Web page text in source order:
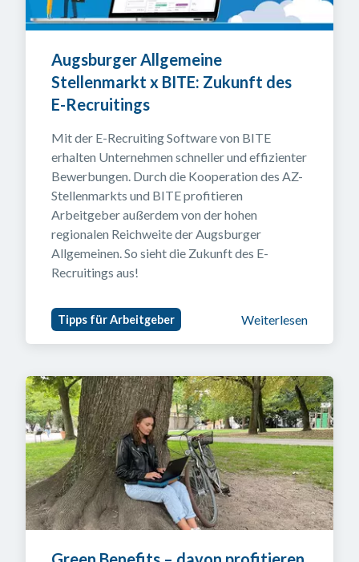
Augsburger Allgemeine
Stellenmarkt x BITE: Zukunft des
E-Recruitings
Mit der E-Recruiting Software von BITE
erhalten Unternehmen schneller und effizienter
Bewerbungen. Durch die Kooperation des AZ-
Stellenmarkts und BITE profitieren
Arbeitgeber außerdem von der hohen
regionalen Reichweite der Augsburger
Allgemeinen. So sieht die Zukunft des E-
Recruitings aus!
Tipps für Arbeitgeber Weiterlesen